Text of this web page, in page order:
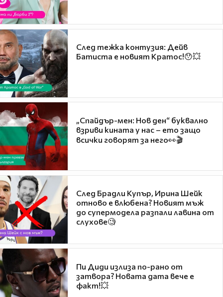
След тежка контузия: Дейв
Батиста е новият Кратос!😯💥
„Спайдър-мен: Нов ден“ буквално
взриви кината у нас – ето защо
всички говорят за него👀🎬
След Брадли Купър, Ирина Шейк
отново е влюбена? Новият мъж
до супермодела разпали лавина от
слухове🧐
Пи Диди излиза по-рано от
затвора? Новата дата вече е
факт!💥